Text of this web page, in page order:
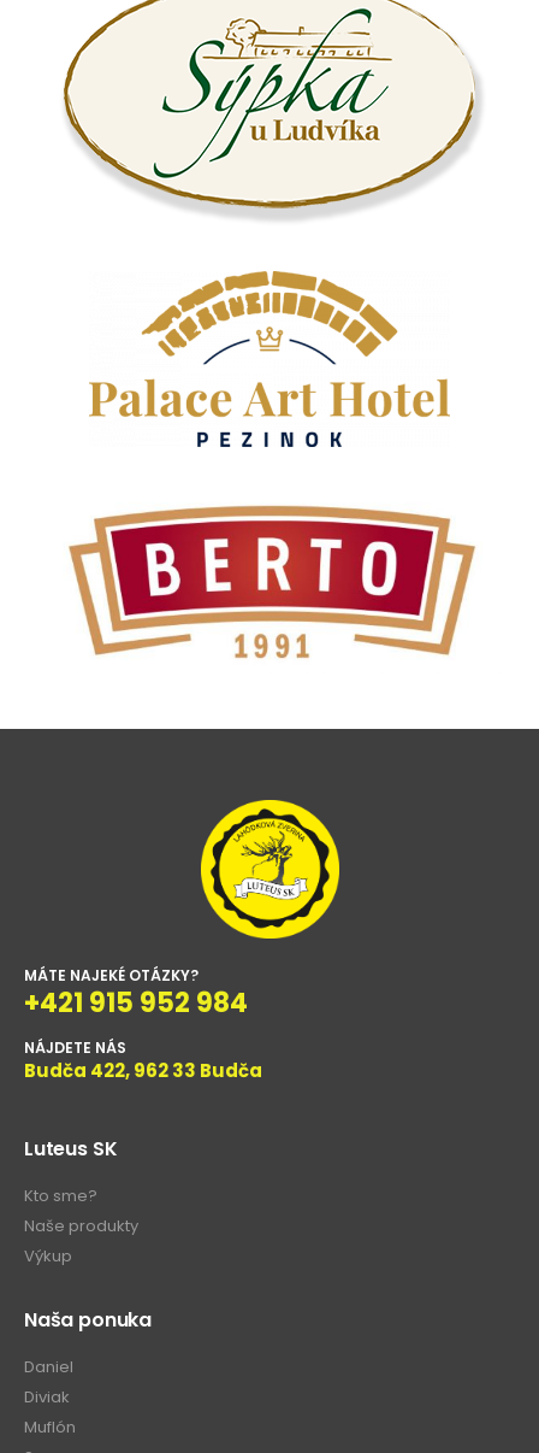
MÁTE NAJEKÉ OTÁZKY?
+421 915 952 984
NÁJDETE NÁS
Budča 422, 962 33 Budča
Luteus SK
Kto sme?
Naše produkty
Výkup
Naša ponuka
Daniel
Diviak
Muflón